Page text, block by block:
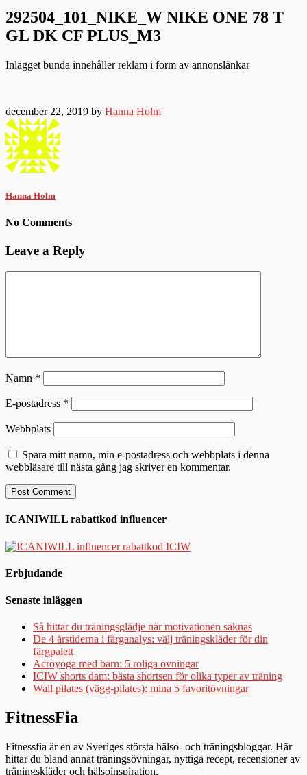
292504_101_NIKE_W NIKE ONE 78 T
GL DK CF PLUS_M3
Inlägget bunda innehåller reklam i form av annonslänkar
december 22, 2019 by Hanna Holm
Hanna Holm
No Comments
Leave a Reply
Namn *
E-postadress *
Webbplats
Spara mitt namn, min e-postadress och webbplats i denna
webbläsare till nästa gång jag skriver en kommentar.
ICANIWILL rabattkod influencer
Erbjudande
Senaste inläggen
Så hittar du träningsglädje när motivationen saknas
De 4 årstiderna i färganalys: välj träningskläder för din
färgpalett
Acroyoga med barn: 5 roliga övningar
ICIW shorts dam: bästa shortsen för olika typer av träning
Wall pilates (vägg-pilates): mina 5 favoritövningar
FitnessFia
Fitnessfia är en av Sveriges största hälso- och träningsbloggar. Här
hittar du bland annat träningsövningar, nyttiga recept, recensioner av
träningskläder och hälsoinspiration.